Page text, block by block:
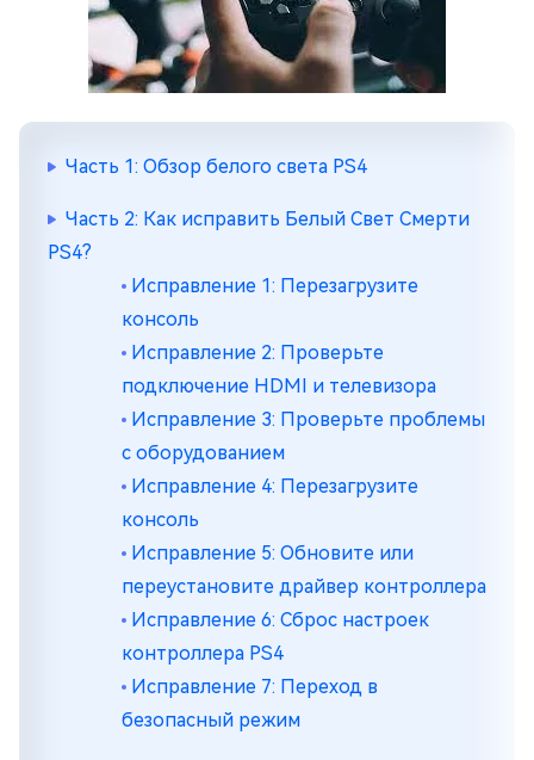
Часть 1: Обзор белого света PS4
Часть 2: Как исправить Белый Свет Смерти
PS4?
Исправление 1: Перезагрузите
консоль
Исправление 2: Проверьте
подключение HDMI и телевизора
Исправление 3: Проверьте проблемы
с оборудованием
Исправление 4: Перезагрузите
консоль
Исправление 5: Обновите или
переустановите драйвер контроллера
Исправление 6: Сброс настроек
контроллера PS4
Исправление 7: Переход в
безопасный режим